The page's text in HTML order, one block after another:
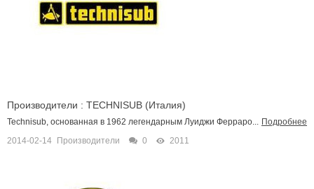
Производители : TECHNISUB (Италия)
Technisub, основанная в 1962 легендарным Луиджи Ферраро... Подробнее
2014-02-14
Производители 0 2011